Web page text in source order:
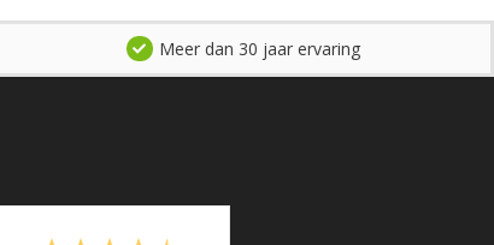
Meer dan 30 jaar ervaring